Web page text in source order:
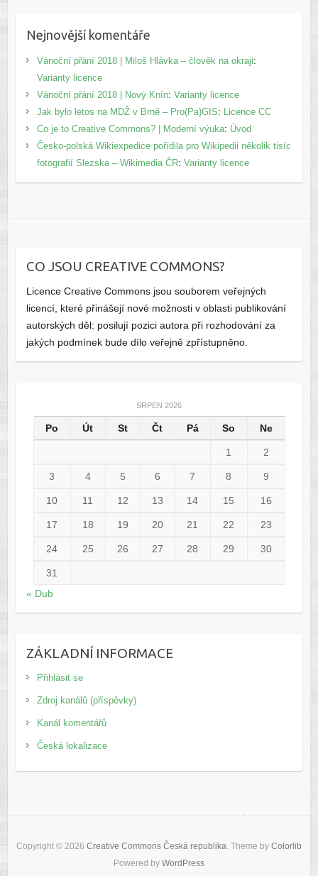
Nejnovější komentáře
Vánoční přání 2018 | Miloš Hlávka – člověk na okraji:
Varianty licence
Vánoční přání 2018 | Nový Knín: Varianty licence
Jak bylo letos na MDŽ v Brně – Pro(Pa)GIS: Licence CC
Co je to Creative Commons? | Moderní výuka: Úvod
Česko-polská Wikiexpedice pořídila pro Wikipedii několik tisíc
fotografií Slezska – Wikimedia ČR: Varianty licence
CO JSOU CREATIVE COMMONS?
Licence Creative Commons jsou souborem veřejných
licencí, které přinášejí nové možnosti v oblasti publikování
autorských děl: posilují pozici autora při rozhodování za
jakých podmínek bude dílo veřejně zpřístupněno.
SRPEN 2026
Po Út St Čt Pá So Ne
1 2
3 4 5 6 7 8 9
10 11 12 13 14 15 16
17 18 19 20 21 22 23
24 25 26 27 28 29 30
31
« Dub
ZÁKLADNÍ INFORMACE
Přihlásit se
Zdroj kanálů (příspěvky)
Kanál komentářů
Česká lokalizace
Copyright © 2026 Creative Commons Česká republika. Theme by Colorlib
Powered by WordPress